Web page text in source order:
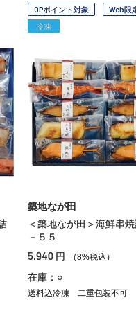
OPポイント対象
Web限
冷凍
築地なが田
＜築地なが田＞海鮮串
－５５
5,940 円 （8%税込）
在庫：○
送料込冷凍 二重包装不可